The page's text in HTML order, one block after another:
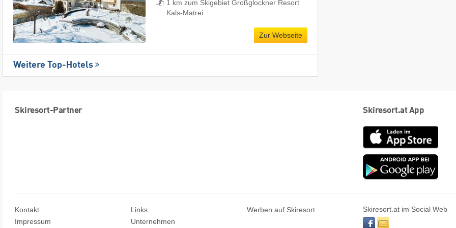
1 km zum Skigebiet Großglockner Resort
Kals-Matrei
Zur Webseite
Weitere Top-Hotels
Skiresort-Partner Skiresort.at App
App
Store
Kontakt
Impressum
Links
Unternehmen
Werben auf Skiresort
Skiresort.at im Social Web
facebooknewsletter